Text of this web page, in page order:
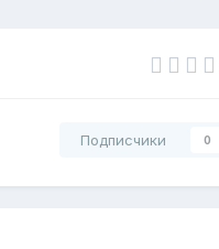
Подписчики 0